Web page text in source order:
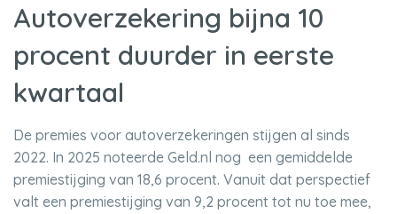
Autoverzekering bijna 10
procent duurder in eerste
kwartaal
De premies voor autoverzekeringen stijgen al sinds
2022. In 2025 noteerde Geld.nl nog een gemiddelde
premiestijging van 18,6 procent. Vanuit dat perspectief
valt een premiestijging van 9,2 procent tot nu toe mee,